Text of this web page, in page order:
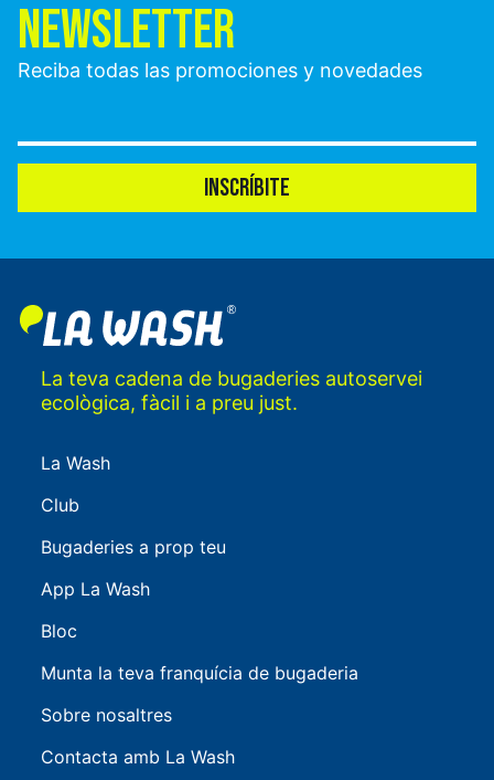
NEWSLETTER
Reciba todas las promociones y novedades
INSCRÍBITE
La teva cadena de bugaderies autoservei
ecològica, fàcil i a preu just.
La Wash
Club
Bugaderies a prop teu
App La Wash
Bloc
Munta la teva franquícia de bugaderia
Sobre nosaltres
Contacta amb La Wash